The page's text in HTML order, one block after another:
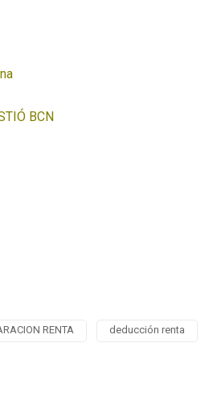
BCN
RENTA deducción renta